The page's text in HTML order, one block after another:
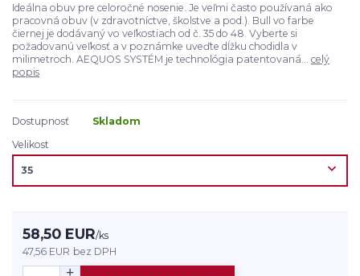
Ideálna obuv pre celoročné nosenie. Je veľmi často používaná ako
pracovná obuv (v zdravotníctve, školstve a pod.). Bull vo farbe
čiernej je dodávaný vo veľkostiach od č. 35 do 48. Vyberte si
požadovanú veľkosť a v poznámke uveďte dĺžku chodidla v
milimetroch. AEQUOS SYSTÉM je technológia patentovaná... celý
popis
Dostupnosť
Skladom
Velikost
58,50 EUR/ks
47,56 EUR bez DPH